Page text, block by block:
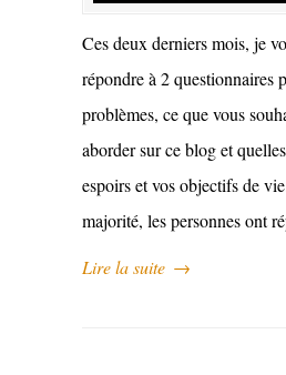
Ces deux derniers mois, je
répondre à 2 questionnaires
problèmes, ce que vous
aborder sur ce blog et
espoirs et vos objectifs de
majorité, les personnes ont
Lire la suite →